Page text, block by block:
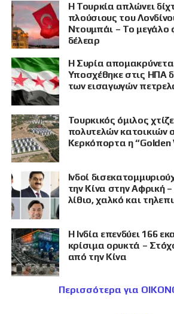
Η Τουρκία απλώνει
πλούσιους του
Ντουμπάι – Το μεγάλο
δέλεαρ
Η Συρία
Υποσχέθηκε στις ΗΠΑ
των εισαγωγών
Τουρκικός όμιλος
πολυτελών κατοικιών
Κερκόπορτα η “Golden
Ινδοί
την Κίνα στην Αφρική
λίθιο, χαλκό και
Η Ινδία επενδύει 166
κρίσιμα ορυκτά –
από την Κίνα
Περισσότερα για